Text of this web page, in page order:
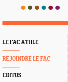
LE FAC ATHLE
REJOINDRE LE FAC
EDITOS